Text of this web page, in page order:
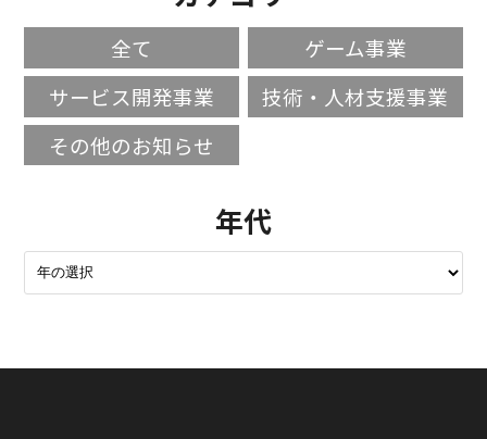
全て
ゲーム事業
サービス開発事業
技術・人材支援事業
その他のお知らせ
年代